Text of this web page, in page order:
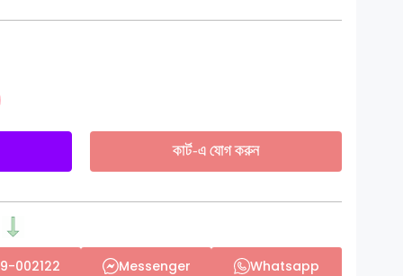
কার্ট-এ যোগ করুন
002122 Messenger Whatsapp